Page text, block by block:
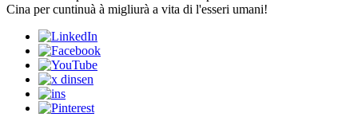
Cina per cuntinuà à migliurà a vita di l'esseri umani!